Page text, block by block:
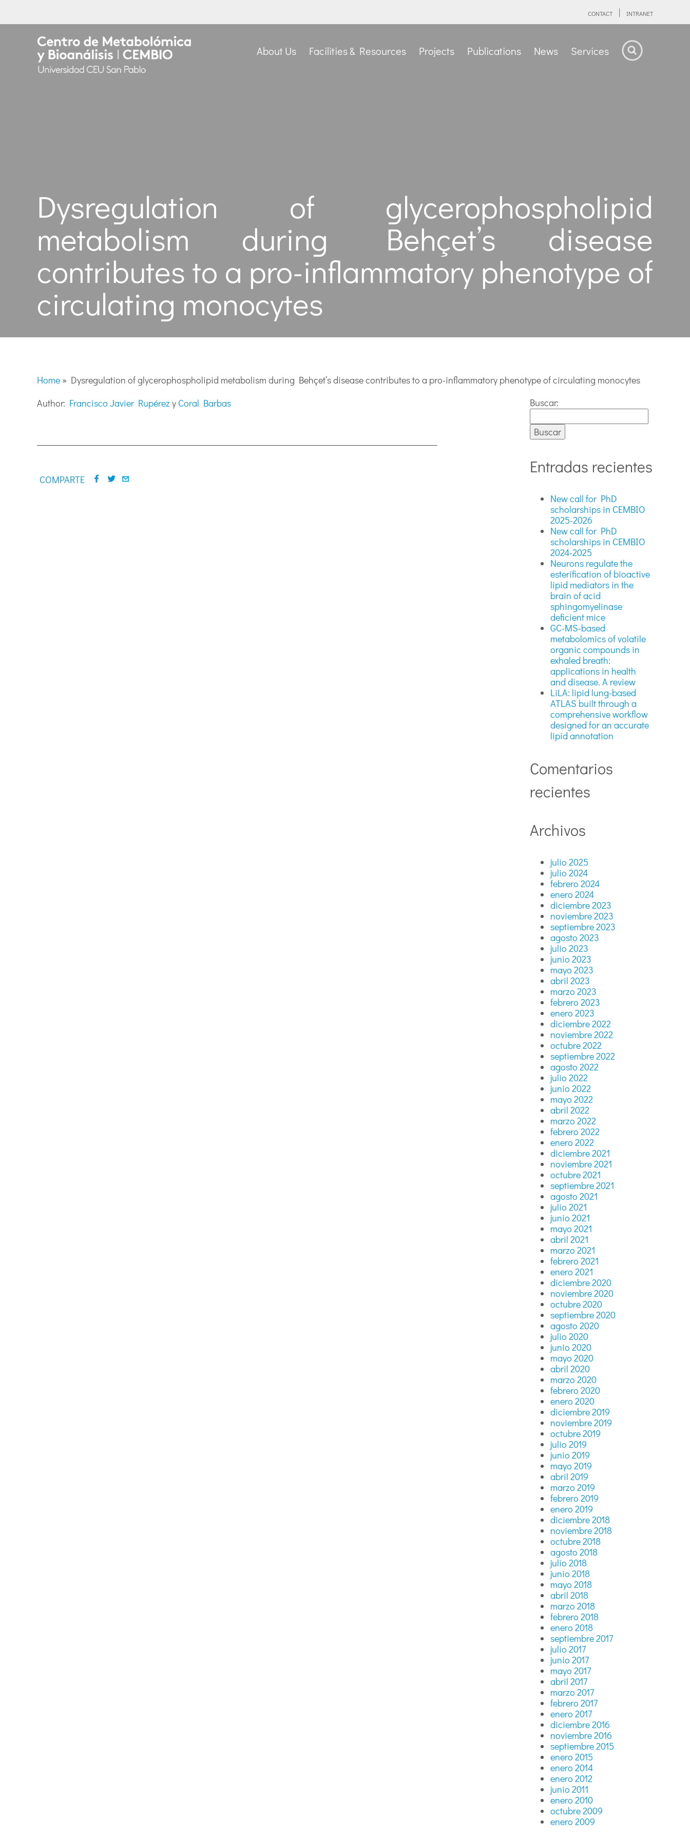
CONTACT INTRANET
About Us Facilities & Resources Projects Publications News Services
Dysregulation of glycerophospholipid
metabolism during Behçet’s disease
contributes to a pro-inflammatory phenotype of
circulating monocytes
Home » Dysregulation of glycerophospholipid metabolism during Behçet’s disease contributes to a pro-inflammatory phenotype of circulating monocytes
Author: Francisco Javier Rupérez y Coral Barbas
COMPARTE
Buscar:
Entradas recientes
New call for PhD
scholarships in CEMBIO
2025-2026
New call for PhD
scholarships in CEMBIO
2024-2025
Neurons regulate the
esterification of bioactive
lipid mediators in the
brain of acid
sphingomyelinase
deficient mice
GC-MS-based
metabolomics of volatile
organic compounds in
exhaled breath:
applications in health
and disease. A review
LiLA: lipid lung-based
ATLAS built through a
comprehensive workflow
designed for an accurate
lipid annotation
Comentarios
recientes
Archivos
julio 2025
julio 2024
febrero 2024
enero 2024
diciembre 2023
noviembre 2023
septiembre 2023
agosto 2023
julio 2023
junio 2023
mayo 2023
abril 2023
marzo 2023
febrero 2023
enero 2023
diciembre 2022
noviembre 2022
octubre 2022
septiembre 2022
agosto 2022
julio 2022
junio 2022
mayo 2022
abril 2022
marzo 2022
febrero 2022
enero 2022
diciembre 2021
noviembre 2021
octubre 2021
septiembre 2021
agosto 2021
julio 2021
junio 2021
mayo 2021
abril 2021
marzo 2021
febrero 2021
enero 2021
diciembre 2020
noviembre 2020
octubre 2020
septiembre 2020
agosto 2020
julio 2020
junio 2020
mayo 2020
abril 2020
marzo 2020
febrero 2020
enero 2020
diciembre 2019
noviembre 2019
octubre 2019
julio 2019
junio 2019
mayo 2019
abril 2019
marzo 2019
febrero 2019
enero 2019
diciembre 2018
noviembre 2018
octubre 2018
agosto 2018
julio 2018
junio 2018
mayo 2018
abril 2018
marzo 2018
febrero 2018
enero 2018
septiembre 2017
julio 2017
junio 2017
mayo 2017
abril 2017
marzo 2017
febrero 2017
enero 2017
diciembre 2016
noviembre 2016
septiembre 2015
enero 2015
enero 2014
enero 2012
junio 2011
enero 2010
octubre 2009
enero 2009